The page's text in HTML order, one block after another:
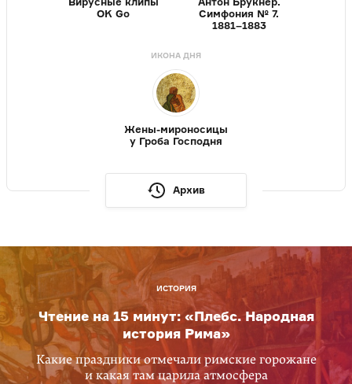
OK Go
Симфония № 7.
1881–1883
ИКОНА ДНЯ
Жены-мироносицы
у Гроба Господня
Архив
ИСТОРИЯ
Чтение на 15 минут: «Плебс. Народная
история Рима»
Какие праздники отмечали римские горожане
и какая там царила атмосфера